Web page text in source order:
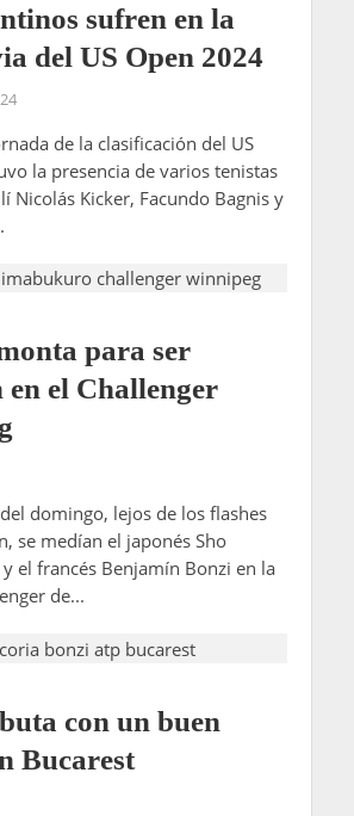
sufren en la
del US Open 2024
de la clasificación del US
la presencia de varios tenistas
Nicolás Kicker, Facundo Bagnis y
para ser
en el Challenger
domingo, lejos de los flashes
se medían el japonés Sho
el francés Benjamín Bonzi en la
de...
con un buen
Bucarest